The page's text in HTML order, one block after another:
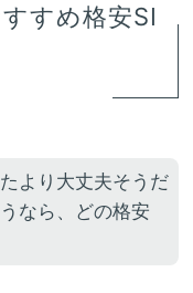
すめ格安SI
より大丈夫そうだ
なら、どの格安